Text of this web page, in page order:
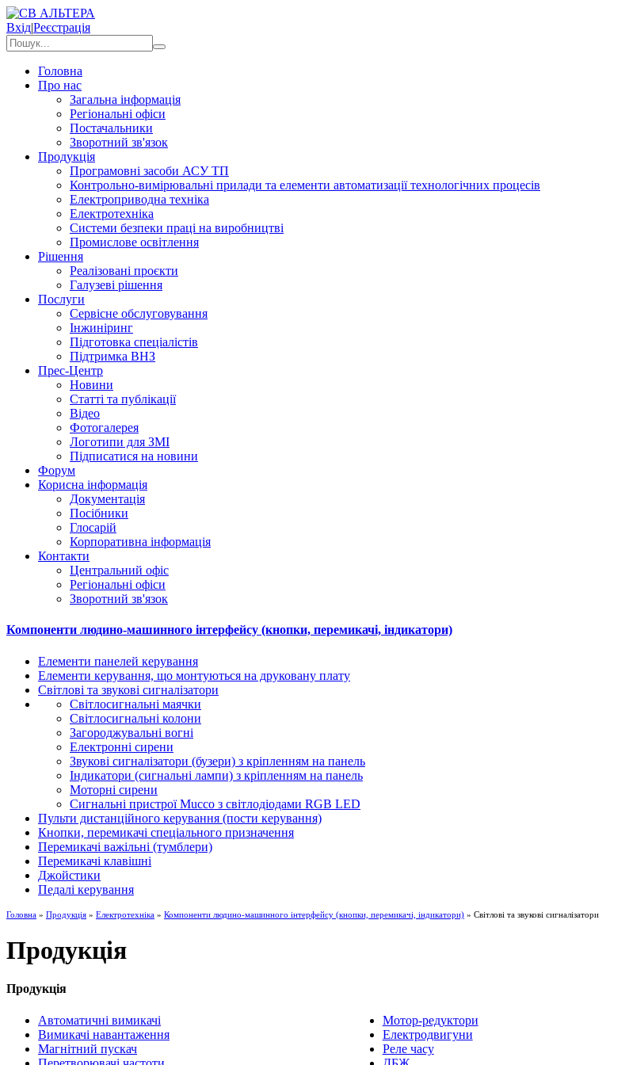
Вхід|Реєстрація
Головна
Про нас
Загальна інформація
Регіональні офіси
Постачальники
Зворотний зв'язок
Продукція
Програмовні засоби АСУ ТП
Контрольно-вимірювальні прилади та елементи автоматизації технологічних процесів
Електроприводна техніка
Електротехніка
Системи безпеки праці на виробництві
Промислове освітлення
Рішення
Реалізовані проєкти
Галузеві рішення
Послуги
Сервісне обслуговування
Інжиніринг
Підготовка спеціалістів
Підтримка ВНЗ
Прес-Центр
Новини
Статті та публікації
Відео
Фотогалерея
Логотипи для ЗМІ
Підписатися на новини
Форум
Корисна інформація
Документація
Посібники
Глосарій
Корпоративна інформація
Контакти
Центральний офіс
Регіональні офіси
Зворотний зв'язок
Компоненти людино-машинного інтерфейсу (кнопки, перемикачі, індикатори)
Елементи панелей керування
Елементи керування, що монтуються на друковану плату
Світлові та звукові сигналізатори
Світлосигнальні маячки
Світлосигнальні колони
Загороджувальні вогні
Електронні сирени
Звукові сигналізатори (бузери) з кріпленням на панель
Індикатори (сигнальні лампи) з кріпленням на панель
Моторні сирени
Сигнальні пристрої Mucco з світлодіодами RGB LED
Пульти дистанційного керування (пости керування)
Кнопки, перемикачі спеціального призначення
Перемикачі важільні (тумблери)
Перемикачі клавішні
Джойстики
Педалі керування
Головна » Продукція » Електротехніка » Компоненти людино-машинного інтерфейсу (кнопки, перемикачі, індикатори) » Світлові та звукові сигналізатори
Продукція
Продукція
Автоматичні вимикачі
Вимикачі навантаження
Магнітний пускач
Мотор-редуктори
Електродвигуни
Реле часу